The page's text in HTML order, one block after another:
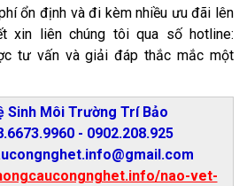
ổn định và đi kèm nhiều ưu đãi lên
xin liên chúng tôi qua số hotline:
tư vấn và giải đáp thắc mắc một
Sinh Môi Trường Trí Bảo
- 0902.208.925
nao-vet-